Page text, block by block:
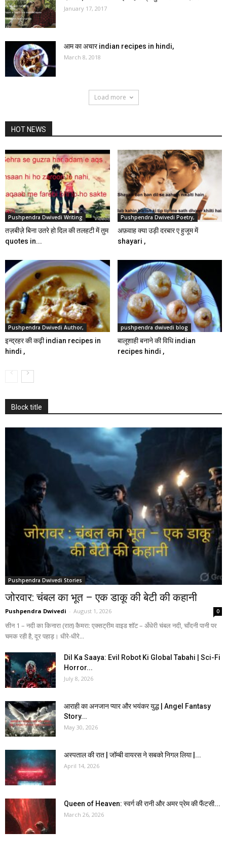
January 17, 2017
आम का अचार indian recipes in hindi,
March 8, 2018
Load more
HOT NEWS
Pushpendra Dwivedi Writing
तज़बीज़े बिना उतरे हो दिल की तलहटी में तुम
quotes in...
Pushpendra Dwivedi Poetry,
अफ़वाह क्या उड़ी दरबार ए हुजूम में
shayari ,
Pushpendra Dwivedi Author,
इन्द्रहर की कढ़ी indian recipes in
hindi ,
pushpendra dwivedi blog
बालूशाही बनाने की विधि indian
recipes hindi ,
Block title
Pushpendra Dwivedi Stories
जोरवार: चंबल का भूत – एक डाकू की बेटी की कहानी
Pushpendra Dwivedi - August 1, 2026 0
सीन 1 – नदी का किनारा (रात) कैमरा: एक्सट्रीम वाइड शॉट – अँधेरी चंबल नदी, चाँदनी पानी पर
चमक रही है, दूर पहाड़। धीरे-धीरे...
Dil Ka Saaya: Evil Robot Ki Global Tabahi | Sci-Fi
Horror...
July 8, 2026
आराही का अनजान प्यार और भयंकर युद्ध | Angel Fantasy
Story...
May 30, 2026
अस्पताल की रात | जॉम्बी वायरस ने सबको निगल लिया |...
April 14, 2026
Queen of Heaven: स्वर्ग की रानी और अमर प्रेम की फैंटसी...
March 26, 2026